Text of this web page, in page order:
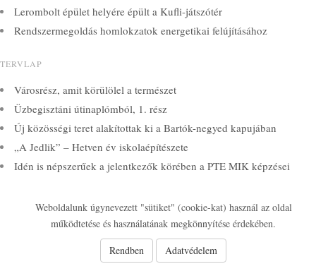
Lerombolt épület helyére épült a Kufli-játszótér
Rendszermegoldás homlokzatok energetikai felújításához
TERVLAP
Városrész, amit körülölel a természet
Üzbegisztáni útinaplómból, 1. rész
Új közösségi teret alakítottak ki a Bartók-negyed kapujában
„A Jedlik” – Hetven év iskolaépítészete
Idén is népszerűek a jelentkezők körében a PTE MIK képzései
Weboldalunk úgynevezett "sütiket" (cookie-kat) használ az oldal
működtetése és használatának megkönnyítése érdekében.
Rendben
Adatvédelem
© 2026 Kamarai Képzések